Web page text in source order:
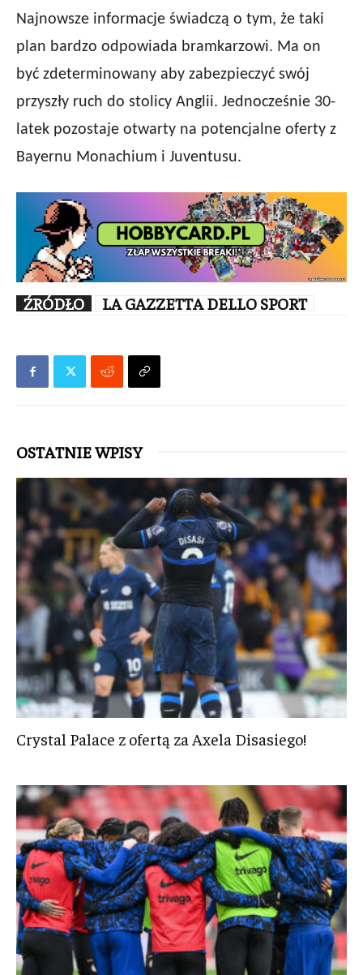
Najnowsze informacje świadczą o tym, że taki
plan bardzo odpowiada bramkarzowi. Ma on
być zdeterminowany aby zabezpieczyć swój
przyszły ruch do stolicy Anglii. Jednocześnie 30-
latek pozostaje otwarty na potencjalne oferty z
Bayernu Monachium i Juventusu.
ŹRÓDŁO LA GAZZETTA DELLO SPORT
OSTATNIE WPISY
Crystal Palace z ofertą za Axela Disasiego!